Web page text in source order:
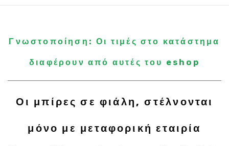
Γνωστοποίηση: Οι τιμές στο κατάστημα
διαφέρουν από αυτές του eshop
Οι μπίρες σε φιάλη, στέλνονται
μόνο με μεταφορική εταιρία